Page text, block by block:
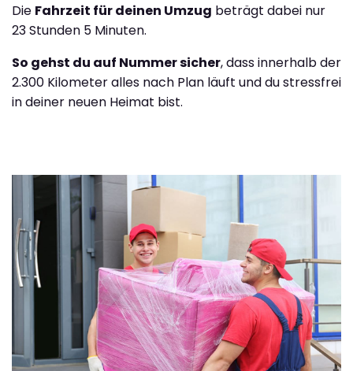
Die Fahrzeit für deinen Umzug beträgt dabei nur
23 Stunden 5 Minuten.
So gehst du auf Nummer sicher, dass innerhalb der
2.300 Kilometer alles nach Plan läuft und du stressfrei
in deiner neuen Heimat bist.